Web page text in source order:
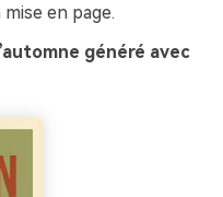
en page.
généré avec